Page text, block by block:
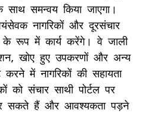
समन्वय किया जाएगा।
नागरिकों और दूरसंचार
रूप में कार्य करेंगे। वे जाली
खोए हुए उपकरणों और अन्य
करने में नागरिकों की सहायता
को संचार साथी पोर्टल पर
सकते हैं और आवश्यकता पड़ने